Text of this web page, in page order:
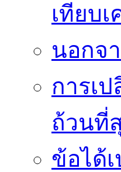
เทียบ
นอกจ
การเ
ถ้วนที่
ข้อได้